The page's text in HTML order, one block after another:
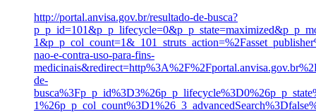
http://portal.anvisa.gov.br/resultado-de-busca?
nao-e-contra-uso-para-fins-
de-